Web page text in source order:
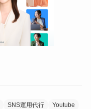
SNS運用代行
Youtube